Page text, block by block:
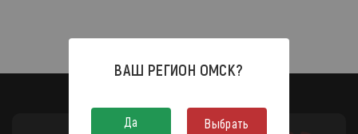
ВАШ РЕГИОН ОМСК?
Да Выбрать